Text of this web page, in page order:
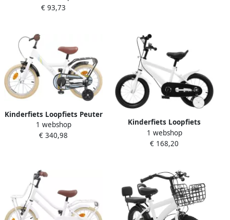
Trainen Verstelbaar Zadel
€ 93,73
Kinderfiets Loopfiets Peuter
Leren Fietsen Verstelbaar
Zadel 12 inch Wit
1 webshop
€ 340,98
Kinderfiets Loopfiets
Oefenfiets Kind Leren
Fietsen Twee-in-één
1 webshop
€ 168,20